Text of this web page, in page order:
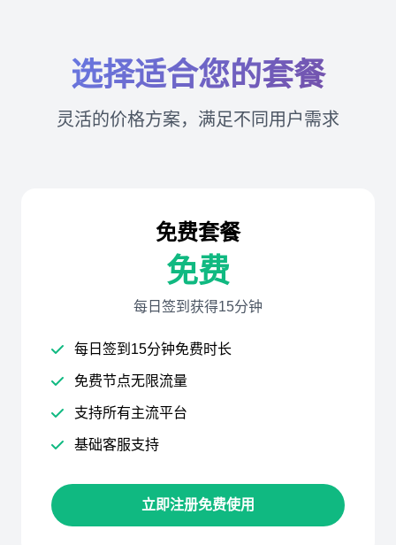
选择适合您的套餐
灵活的价格方案，满足不同用户需求
免费套餐
免费
每日签到获得15分钟
每日签到15分钟免费时长
免费节点无限流量
支持所有主流平台
基础客服支持
立即注册免费使用